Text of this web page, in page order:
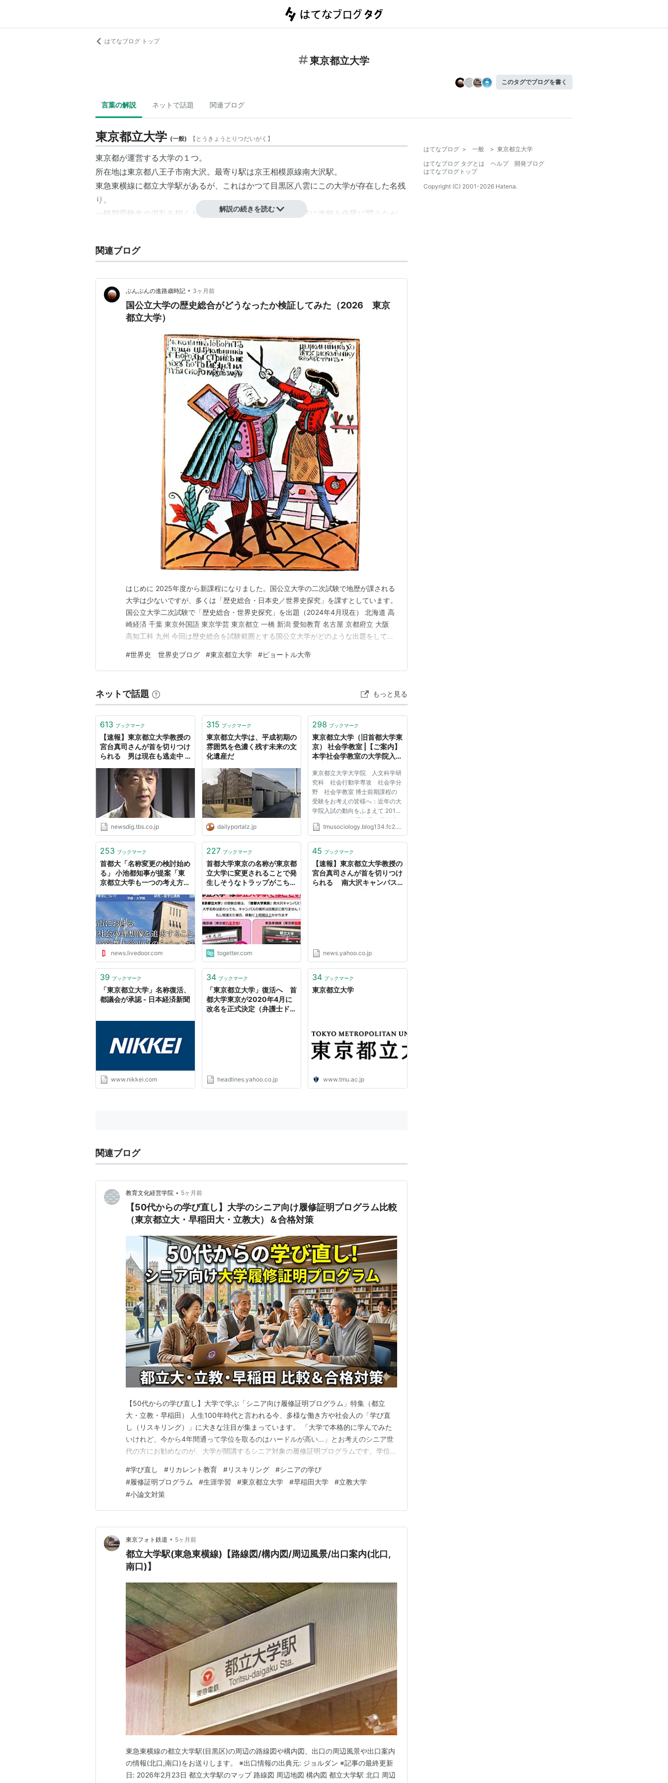
はてなブログ トップ
東京都立大学
このタグでブログを書く
言葉の解説 ネットで話題 関連ブログ
東京都立大学 (一般) 【 とうきょうとりつだいがく 】
東京都が運営する大学の１つ。
所在地は東京都八王子市南大沢。最寄り駅は京王相模原線南大沢駅。
東急東横線に都立大学駅があるが、これはかつて目黒区八雲にこの大学が存在した名残
り。
一時期受験生の混乱を招くとして、隣接する学芸大学駅と共に改称を住民に問うたが、
2005年、東京都立科学技術大学（日野市）、東京都立保健科学大学（荒川区）、東京
都立短期大学（昭島市）の3校と合併し、首都大学東京となる。
解説の続きを読む
関連ブログ
ぶんぶんの進路歳時記 • 3ヶ月前
国公立大学の歴史総合がどうなったか検証してみた（2026 東京
都立大学）
はじめに 2025年度から新課程になりました。国公立大学の二次試験で地歴が課される
大学は少ないですが、多くは「歴史総合・日本史／世界史探究」を課すとしています。
国公立大学二次試験で「歴史総合・世界史探究」を出題（2024年4月現在） 北海道 高
崎経済 千葉 東京外国語 東京学芸 東京都立 一橋 新潟 愛知教育 名古屋 京都府立 大阪
高知工科 九州 今回は歴史総合を試験範囲とする国公立大学がどのような出題をしてい
大学・短大が統合して2011年に「首都大学東京」になった後、2020年に現在の名称に
なりました。 世界史…
#世界史 世界史ブログ #東京都立大学 #ピョートル大帝
ネットで話題 もっと見る
613 ブックマーク
【速報】東京都立大学教授の
宮台真司さんが首を切りつけ
られる 男は現在も逃走中 |
newsdig.tbs.co.jp
315 ブックマーク
東京都立大学は、平成初期の
雰囲気を色濃く残す未来の文
化遺産だ
dailyportalz.jp
298 ブックマーク
東京都立大学（旧首都大学東
京） 社会学教室 |【ご案内】
本学社会学教室の大学院入学
東京都立大学大学院 人文科学研
究科 社会行動学専攻 社会学分
野 社会学教室 博士前期課程の
受験をお考えの皆様へ：近年の大
学院入試の動向をふまえて 2014
年11月20日 所属教員一同作成
本教室の博士前期課程入学試験
頭試問から成 りますが、近年、
の...
tmusociology.blog134.fc2.com
253 ブックマーク
首都大「名称変更の検討始め
る」 小池都知事が提案「東
京都立大学も一つの考え方と
ース
news.livedoor.com
227 ブックマーク
首都大学東京の名称が東京都
立大学に変更されることで発
生しそうなトラップがこちら
い」
togetter.com
45 ブックマーク
【速報】東京都立大学教授の
宮台真司さんが首を切りつけ
られる 南大沢キャンパス
news.yahoo.co.jp
39 ブックマーク
「東京都立大学」名称復活、
都議会が承認 - 日本経済新聞
www.nikkei.com
34 ブックマーク
「東京都立大学」復活へ 首
都大学東京が2020年4月に
改名を正式決定（弁護士ドッ
headlines.yahoo.co.jp
34 ブックマーク
東京都立大学
www.tmu.ac.jp
関連ブログ
教育文化経営学院 • 5ヶ月前
【50代からの学び直し】大学のシニア向け履修証明プログラム比較
（東京都立大・早稲田大・立教大）＆合格対策
【50代からの学び直し】大学で学ぶ「シニア向け履修証明プログラム」特集（都立
大・立教・早稲田） 人生100年時代と言われる今、多様な働き方や社会人の「学び直
し（リスキリング）」に大きな注目が集まっています。 「大学で本格的に学んでみた
いけれど、今から4年間通って学位を取るのはハードルが高い…」とお考えのシニア世
代の方にお勧めなのが、大学が開講するシニア対象の履修証明プログラムです。学位の
行されます。今年度の募集は終了していますが、来年度受験される方が準備できるよ
う、ご参考までに、今年度の入試についてご紹介します。 5…
#学び直し #リカレント教育 #リスキリング #シニアの学び
#履修証明プログラム #生涯学習 #東京都立大学 #早稲田大学 #立教大学
#小論文対策
東京フォト鉄道 • 5ヶ月前
都立大学駅(東急東横線)【路線図/構内図/周辺風景/出口案内(北口,
南口)】
東急東横線の都立大学駅(目黒区)の周辺の路線図や構内図、出口の周辺風景や出口案内
の情報(北口,南口)をお送りします。 ※出口情報の出典元: ジョルダン ※記事の最終更新
日: 2026年2月23日 都立大学駅のマップ 路線図 周辺地図 構内図 都立大学駅 北口 周辺
はてなブログ > 一般 > 東京都立大学
はてなブログ タグとは
ヘルプ
開発ブログ
はてなブログトップ
Copyright (C) 2001-2026 Hatena.